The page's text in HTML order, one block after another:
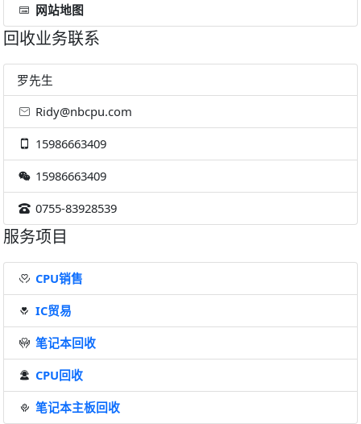
网站地图
回收业务联系
罗先生
Ridy@nbcpu.com
15986663409
15986663409
0755-83928539
服务项目
CPU销售
IC贸易
笔记本回收
CPU回收
笔记本主板回收